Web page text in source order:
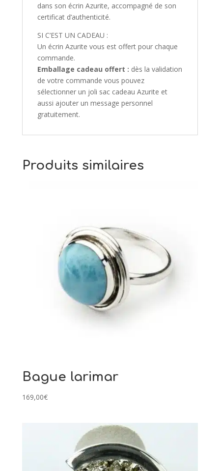
dans son écrin Azurite, accompagné de son
certificat d’authenticité.
SI C’EST UN CADEAU :
Un écrin Azurite vous est offert pour chaque
commande.
Emballage cadeau offert : dès la validation
de votre commande vous pouvez
sélectionner un joli sac cadeau Azurite et
aussi ajouter un message personnel
gratuitement.
Produits similaires
Bague larimar
169,00€